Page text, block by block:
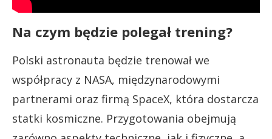
Na czym będzie polegał trening?
Polski astronauta będzie trenował we
współpracy z NASA, międzynarodowymi
partnerami oraz firmą SpaceX, która dostarcza
statki kosmiczne. Przygotowania obejmują